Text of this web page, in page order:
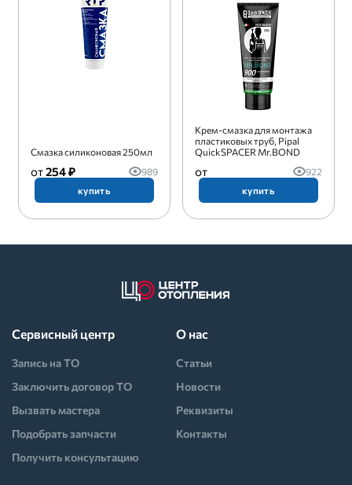
Смазка силиконовая 250мл
254 ₽
989
купить
Крем-смазка для монтажа
пластиковых труб, Pipal
QuickSPACER Mr.BOND
922
купить
Сервисный центр
Запись на ТО
Заключить договор ТО
Вызвать мастера
Подобрать запчасти
Получить консультацию
О нас
Статьи
Новости
Реквизиты
Контакты